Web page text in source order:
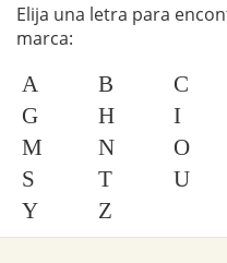
Elija una letra para
marca:
A B C
G
H I
M
N O
S
T U
Y
Z